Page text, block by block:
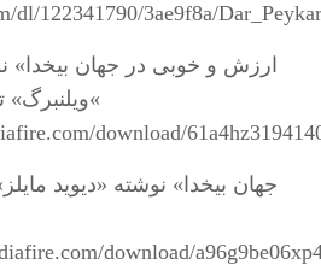
dl/122341790/3ae9f8a/
ویلنبرگ» ترجمه «بهمن یار«
download/
download/